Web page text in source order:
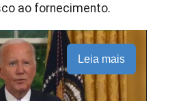
ao fornecimento.
Leia mais